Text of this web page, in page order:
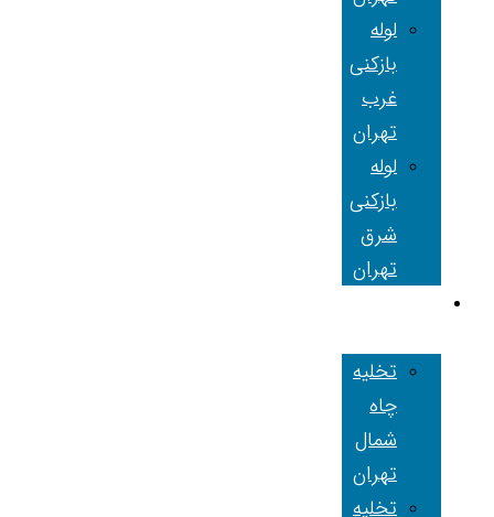
لوله
بازکنی
غرب
تهران
لوله
بازکنی
شرق
تهران
تخلیه
چاه
شمال
تهران
تخلیه